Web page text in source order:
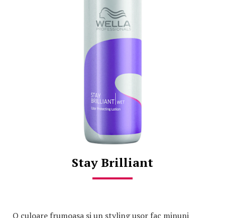
Stay Brilliant
O culoare frumoasa si un styling usor fac minuni